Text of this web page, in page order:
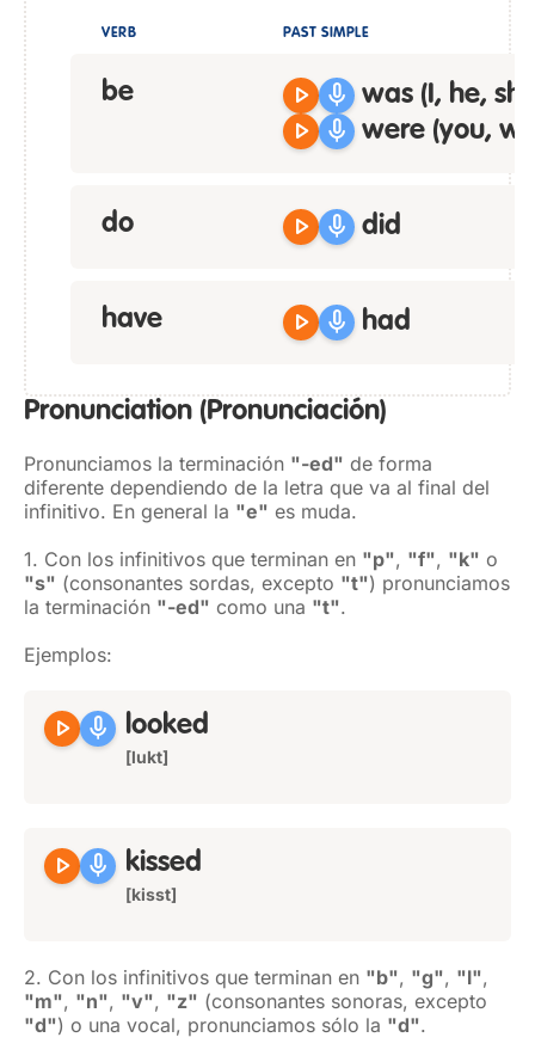
VERB PAST SIMPLE
be play_arrow mic was (I, he,
play_arrow mic were (you,
do play_arrow mic did
have play_arrow mic had
Pronunciation (Pronunciación)
Pronunciamos la terminación "-ed" de forma
diferente dependiendo de la letra que va al final del
infinitivo. En general la "e" es muda.
1. Con los infinitivos que terminan en "p", "f", "k" o
"s" (consonantes sordas, excepto "t") pronunciamos
la terminación "-ed" como una "t".
Ejemplos:
play_arrow mic looked
[lukt]
play_arrow mic kissed
[kisst]
2. Con los infinitivos que terminan en "b", "g", "l",
"m", "n", "v", "z" (consonantes sonoras, excepto
"d") o una vocal, pronunciamos sólo la "d".